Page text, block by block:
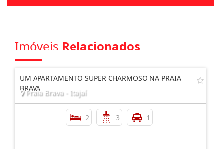
Imóveis Relacionados
UM APARTAMENTO SUPER CHARMOSO NA PRAIA
BRAVA
Praia Brava - Itajaí
2 3 1